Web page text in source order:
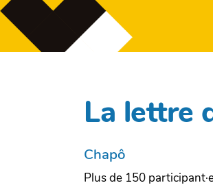
La lettre
Chapô
Plus de 150